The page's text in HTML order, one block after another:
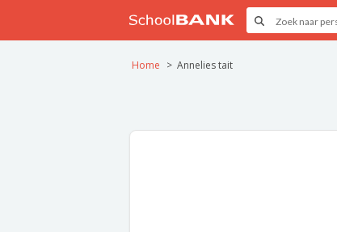
Home Annelies tait